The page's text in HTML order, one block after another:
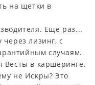
на щетки в
Еще раз...
через лизинг, с
случаям.
Весты в каршеринге.
не Искры? Это